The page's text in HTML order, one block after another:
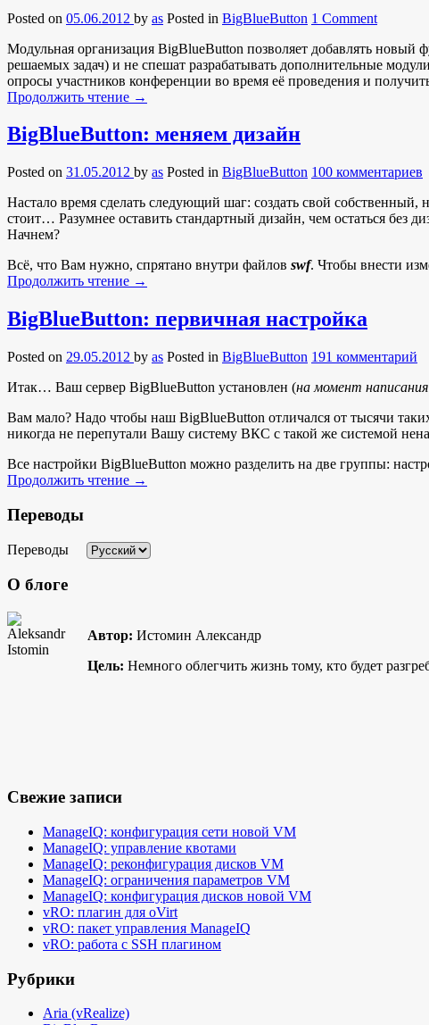
Posted on 05.06.2012 by as Posted in BigBlueButton 1 Comment
Модульная организация BigBlueButton позволяет добавлять
решаемых задач) и не спешат разрабатывать дополнительные
опросы участников конференции во время её проведения и
Продолжить чтение →
BigBlueButton: меняем дизайн
Posted on 31.05.2012 by as Posted in BigBlueButton 100 комментариев
Настало время сделать следующий шаг: создать свой
стоит… Разумнее оставить стандартный дизайн, чем остаться без
Начнем?
Всё, что Вам нужно, спрятано внутри файлов swf. Чтобы внести
Продолжить чтение →
BigBlueButton: первичная настройка
Posted on 29.05.2012 by as Posted in BigBlueButton 191 комментарий
Итак… Ваш сервер BigBlueButton установлен (на момент написания
Вам мало? Надо чтобы наш BigBlueButton отличался от тысячи
никогда не перепутали Вашу систему ВКС с такой же системой
Все настройки BigBlueButton можно разделить на две группы:
Продолжить чтение →
Переводы
Переводы
О блоге
Автор: Истомин Александр
Цель: Немного облегчить жизнь тому, кто будет
Свежие записи
ManageIQ: конфигурация сети новой VM
ManageIQ: управление квотами
ManageIQ: реконфигурация дисков VM
ManageIQ: ограничения параметров VM
ManageIQ: конфигурация дисков новой VM
vRO: плагин для oVirt
vRO: пакет управления ManageIQ
vRO: работа с SSH плагином
Рубрики
Aria (vRealize)